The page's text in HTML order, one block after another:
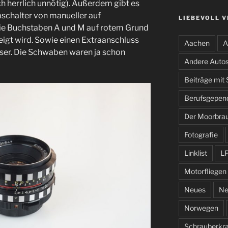
herrlich unnötig). Außerdem gibt es
von manueller auf
Buchstaben A und M auf rotem Grund
wird. Sowie einen Extraanschluss
Die Schwaben waren ja schon
LIEBEVOLL
Aachen
Andere
Beiträge mit
Der
Fotografie
Linklist
Motorfliegen
Neues
Norwegen